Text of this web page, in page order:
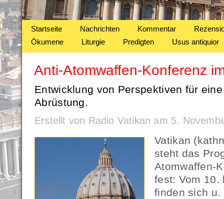
Startseite Nachrichten Kommentar
Ökumene
Liturgie Predigten Usus antiquior
Anti-Atomwaffen-Konferenz
Entwicklung von Perspektiven für
Abrüstung.
Erstellt von Radio Vatikan am 5.
Vatikan
steht das
Atomwaffen-
fest: Vom 10.
finden sich u.